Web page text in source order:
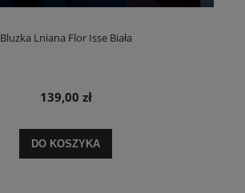
Bluzka Lniana Flor Isse Biała
139,00 zł
DO KOSZYKA